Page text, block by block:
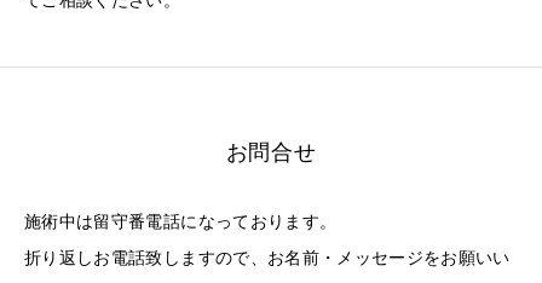
お問合せ
施術中は留守番電話になっております。
折り返しお電話致しますので、お名前・メッセージをお願いい